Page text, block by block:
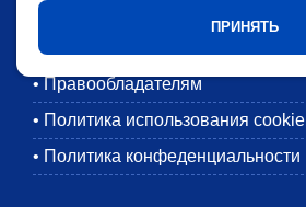
•
•
• Правообладателям
• Политика использования cookie
• Политика конфеденциальности
ПРИНЯТЬ